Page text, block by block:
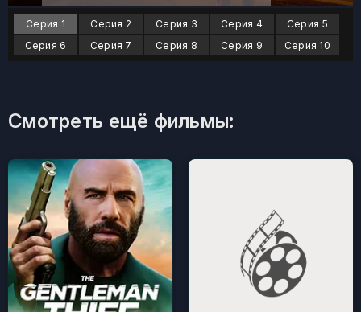
Серия 1 Серия 2 Серия 3 Серия 4
Серия 5
Серия 6
Серия 7 Серия 8 Серия 9 Серия 10
Смотреть ещё фильмы: